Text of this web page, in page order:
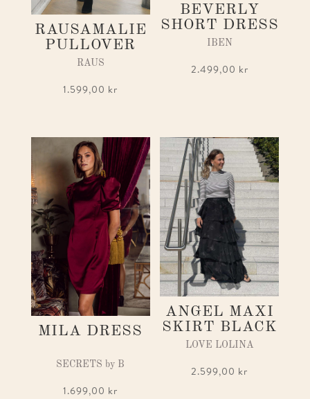
RAUSAMALIE
PULLOVER
RAUS
1.599,00 kr
BEVERLY
SHORT DRESS
IBEN
2.499,00 kr
MILA DRESS
SECRETS by B
1.699,00 kr
ANGEL MAXI
SKIRT BLACK
LOVE LOLINA
2.599,00 kr